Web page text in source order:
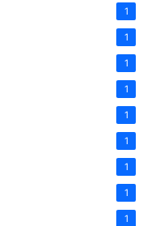
1
1
1
1
1
1
1
1
1